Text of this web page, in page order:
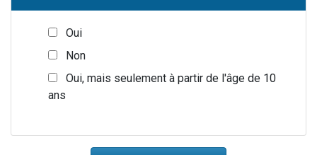
Oui
Non
Oui, mais seulement à partir de l'âge de 10
ans